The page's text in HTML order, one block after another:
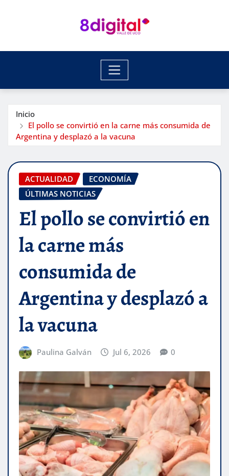
Inicio
El pollo se convirtió en la carne más consumida de
Argentina y desplazó a la vacuna
ACTUALIDAD
ECONOMÍA
ÚLTIMAS NOTICIAS
El pollo se convirtió en
la carne más
consumida de
Argentina y desplazó a
la vacuna
Paulina Galván Jul 6, 2026 0